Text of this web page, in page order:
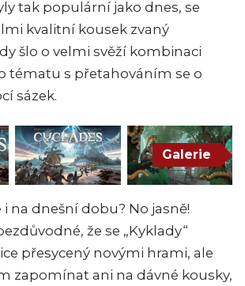
tak populární jako dnes, se
kvalitní kousek zvaný
šlo o velmi svěží kombinaci
tématu s přetahováním se o
sázek.
Galerie
i na dnešní dobu? No jasně!
že se „Kyklady“
přesycený novými hrami, ale
zapomínat ani na dávné kousky,